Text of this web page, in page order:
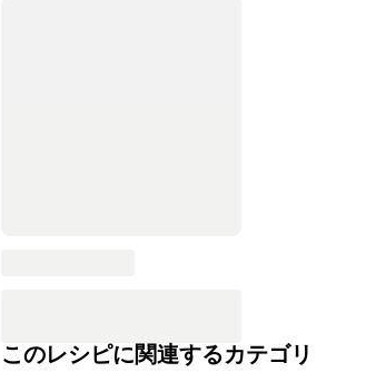
このレシピに関連するカテゴリ